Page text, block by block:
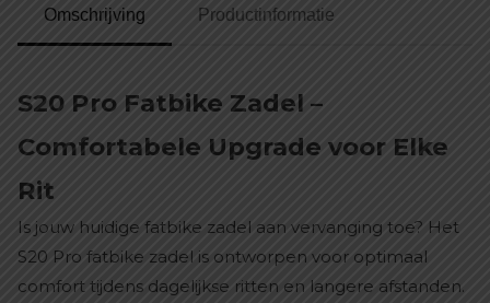
Omschrijving Productinformatie
S20 Pro Fatbike Zadel –
Comfortabele Upgrade voor Elke
Rit
Is jouw huidige fatbike zadel aan vervanging toe? Het
S20 Pro fatbike zadel is ontworpen voor optimaal
comfort tijdens dagelijkse ritten en langere afstanden.